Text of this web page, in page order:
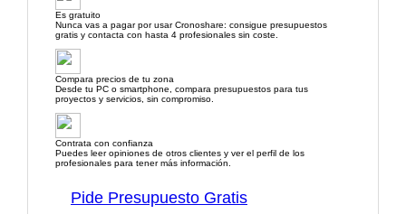
Es gratuito
Nunca vas a pagar por usar Cronoshare: consigue presupuestos
gratis y contacta con hasta 4 profesionales sin coste.
Compara precios de tu zona
Desde tu PC o smartphone, compara presupuestos para tus
proyectos y servicios, sin compromiso.
Contrata con confianza
Puedes leer opiniones de otros clientes y ver el perfil de los
profesionales para tener más información.
Pide Presupuesto Gratis